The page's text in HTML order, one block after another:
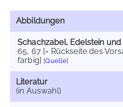
Abbildungen
Schachzabel, Edelstein und
65, 67 [= Rückseite des
farbig] [Quelle]
Literatur
(in Auswahl)